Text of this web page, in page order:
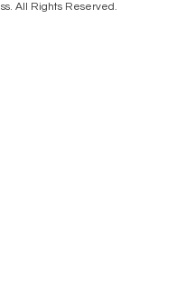
. All Rights Reserved.